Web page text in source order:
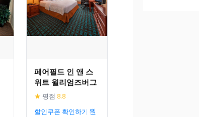
페어필드 인 앤 스
위트 윌리엄즈버그
★ 평점 8.8
할인쿠폰 확인하기